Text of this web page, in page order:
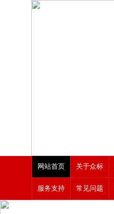
网站首页 关于众标
服务支持 常见问题